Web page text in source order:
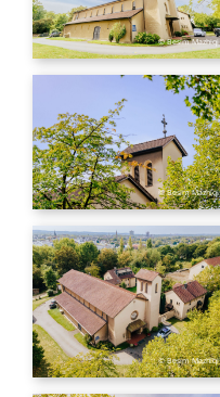
© Besim Mazhiqi
© Besim Mazhiqi
© Besim Mazhiqi